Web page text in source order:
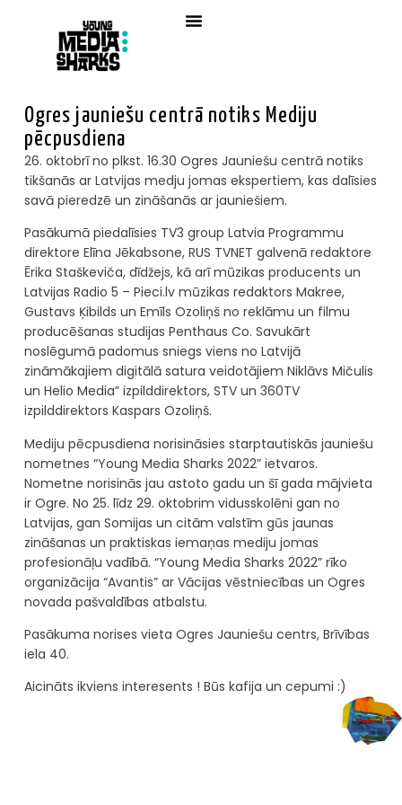
Ogres jauniešu centrā notiks Mediju
pēcpusdiena
26. oktobrī no plkst. 16.30 Ogres Jauniešu centrā notiks
tikšanās ar Latvijas medju jomas ekspertiem, kas dalīsies
savā pieredzē un zināšanās ar jauniešiem.
Pasākumā piedalīsies TV3 group Latvia Programmu
direktore Elīna Jēkabsone, RUS TVNET galvenā redaktore
Ērika Staškeviča, dīdžejs, kā arī mūzikas producents un
Latvijas Radio 5 – Pieci.lv mūzikas redaktors Makree,
Gustavs Ķibilds un Emīls Ozoliņš no reklāmu un filmu
producēšanas studijas Penthaus Co. Savukārt
noslēgumā padomus sniegs viens no Latvijā
zināmākajiem digitālā satura veidotājiem Niklāvs Mičulis
un Helio Media” izpilddirektors, STV un 360TV
izpilddirektors Kaspars Ozoliņš.
Mediju pēcpusdiena norisināsies starptautiskās jauniešu
nometnes “Young Media Sharks 2022” ietvaros.
Nometne norisinās jau astoto gadu un šī gada mājvieta
ir Ogre. No 25. līdz 29. oktobrim vidusskolēni gan no
Latvijas, gan Somijas un citām valstīm gūs jaunas
zināšanas un praktiskas iemaņas mediju jomas
profesionāļu vadībā. “Young Media Sharks 2022” rīko
organizācija “Avantis” ar Vācijas vēstniecības un Ogres
novada pašvaldības atbalstu.
Pasākuma norises vieta Ogres Jauniešu centrs, Brīvības
iela 40.
Aicināts ikviens interesents ! Būs kafija un cepumi :)